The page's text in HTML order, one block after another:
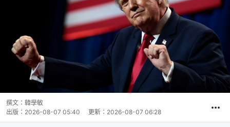
撰文： 韓學敏
出版： 2026-08-07 05:40 更新： 2026-08-07 06:28